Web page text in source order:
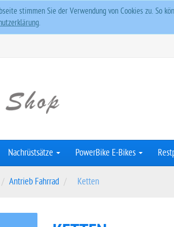
stimmen Sie der Verwendung von Cookies zu. So
.
Nachrüstsätze PowerBike E-Bikes
Antrieb Fahrrad Ketten